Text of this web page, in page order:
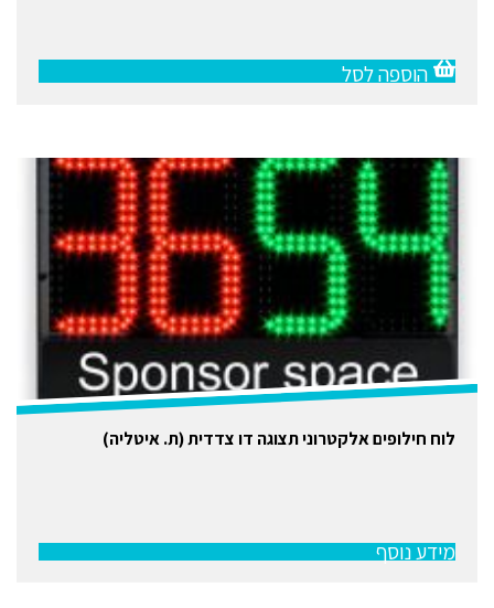
הוספה לסל
לוח חילופים אלקטרוני תצוגה דו צדדית (ת. איטליה)
מידע נוסף